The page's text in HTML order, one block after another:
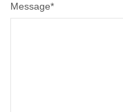
Message*